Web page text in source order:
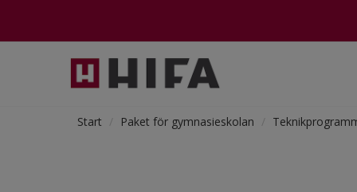
Start Paket för gymnasieskolan